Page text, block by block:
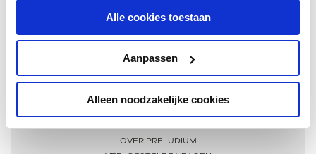
Alle cookies toestaan
Aanpassen
Alleen noodzakelijke cookies
Meer informatie
OVER PRELUDIUM